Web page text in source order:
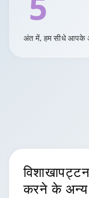
अंत में, हम सीधे आपके
करने के अन्य